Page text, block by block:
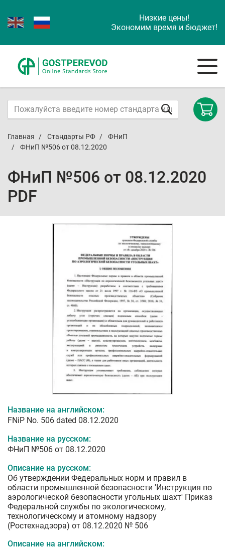
Низкие цены!
Экономим время и бюджет!
Главная Стандарты РФ
ФНиП
ФНиП №506 от 08.12.2020
ФНиП №506 от 08.12.2020
PDF
Название на английском:
FNiP No. 506 dated 08.12.2020
Название на русском:
ФНиП №506 от 08.12.2020
Описание на русском:
Об утверждении Федеральных норм и правил в
области промышленной безопасности 'Инструкция по
аэрологической безопасности угольных шахт' Приказ
Федеральной службы по экологическому,
технологическому и атомному надзору
(Ростехнадзора) от 08.12.2020 № 506
Описание на английском: